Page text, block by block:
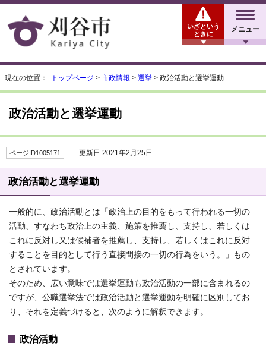
メニュー
いざという
ときに
現在の位置： トップページ > 市政情報 > 選挙 > 政治活動と選挙運動
政治活動と選挙運動
ページID1005171 更新日 2021年2月25日
政治活動と選挙運動
一般的に、政治活動とは「政治上の目的をもって行われる一切の
活動、すなわち政治上の主義、施策を推薦し、支持し、若しくは
これに反対し又は候補者を推薦し、支持し、若しくはこれに反対
することを目的として行う直接間接の一切の行為をいう。」もの
とされています。
そのため、広い意味では選挙運動も政治活動の一部に含まれるの
ですが、公職選挙法では政治活動と選挙運動を明確に区別してお
り、それを定義づけると、次のように解釈できます。
政治活動